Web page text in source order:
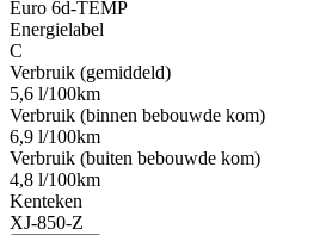
Euro 6d-TEMP
Energielabel
C
Verbruik (gemiddeld)
5,6 l/100km
Verbruik (binnen bebouwde kom)
6,9 l/100km
Verbruik (buiten bebouwde kom)
4,8 l/100km
Kenteken
XJ-850-Z